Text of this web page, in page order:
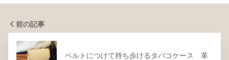
前の記事
ベルトにつけて持ち歩けるタバコケース 革